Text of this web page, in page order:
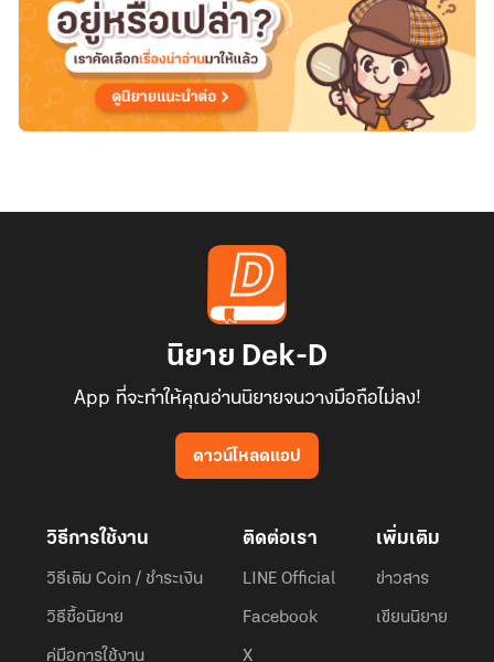
นิยาย Dek-D
App ที่จะทำให้คุณอ่านนิยายจนวางมือถือไม่ลง!
ดาวน์โหลดแอป
วิธีการใช้งาน
วิธีเติม Coin / ชำระเงิน
วิธีซื้อนิยาย
คู่มือการใช้งาน
ติดต่อเรา
LINE Official
Facebook
X
เพิ่มเติม
ข่าวสาร
เขียนนิยาย